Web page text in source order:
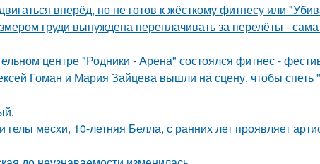
вперёд, но не готов к жёсткому фитнесу или
груди вынуждена переплачивать за перелёты -
центре "Родники - Арена" состоялся фитнес -
Гоман и Мария Зайцева вышли на сцену, чтобы спеть
месхи, 10-летняя Белла, с ранних лет проявляет